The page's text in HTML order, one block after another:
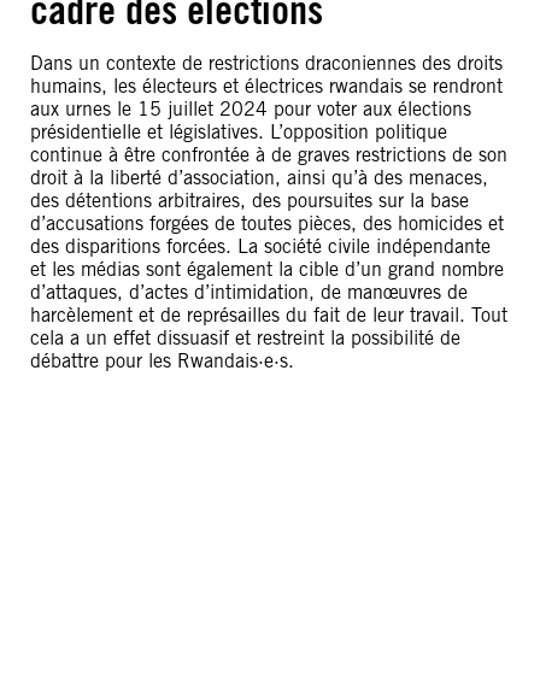
Dans un contexte de restrictions draconiennes des droits
humains, les électeurs et électrices rwandais se rendront
aux urnes le 15 juillet 2024 pour voter aux élections
présidentielle et législatives. L’opposition politique
continue à être confrontée à de graves restrictions de son
droit à la liberté d’association, ainsi qu’à des menaces,
des détentions arbitraires, des poursuites sur la base
d’accusations forgées de toutes pièces, des homicides et
des disparitions forcées. La société civile indépendante
et les médias sont également la cible d’un grand nombre
d’attaques, d’actes d’intimidation, de manœuvres de
harcèlement et de représailles du fait de leur travail. Tout
cela a un effet dissuasif et restreint la possibilité de
débattre pour les Rwandais·e·s.